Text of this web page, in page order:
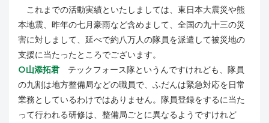
これまでの活動実績といたしましては、東日本大震災や熊
本地震、昨年の七月豪雨など含めまして、全国の九十三の災
害に対しまして、延べで約八万人の隊員を派遣して被災地の
支援に当たったところでございます。
○山添拓君 テックフォース隊というんですけれども、隊員
の九割は地方整備局などの職員で、ふだんは緊急対応を日常
業務としているわけではありません。隊員登録をするに当た
って行われる研修は、整備局ごとに異なるようですけれど